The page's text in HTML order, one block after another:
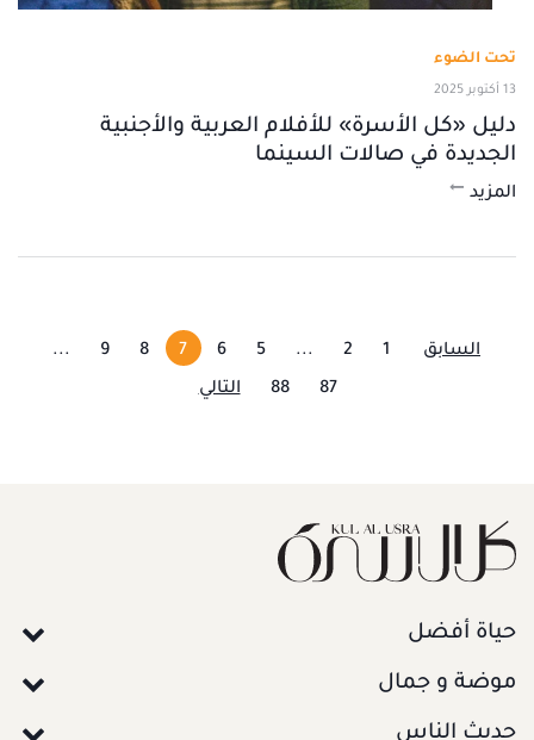
تحت الضوء
13 أكتوبر 2025
دليل «كل الأسرة» للأفلام العربية والأجنبية
الجديدة في صالات السينما
المزيد
السابق 1
2
...
5
6
7
8
9
...
87
88 التالي
حياة أفضل
موضة و جمال
حديث الناس